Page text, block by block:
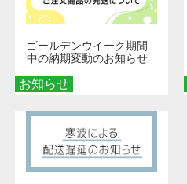
お知らせ
ゴールデンウイーク期間
中の納期変動のお知らせ